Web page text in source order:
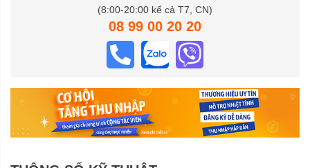
(8:00-20:00 kể cả T7, CN)
08 99 00 20 20